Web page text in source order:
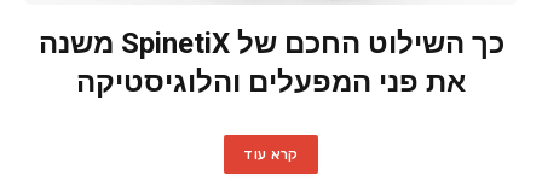
כך השילוט החכם של SpinetiX משנה
את פני המפעלים והלוגיסטיקה
קרא עוד